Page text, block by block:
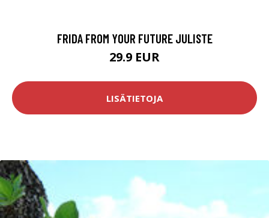
FRIDA FROM YOUR FUTURE JULISTE
29.9 EUR
LISÄTIETOJA